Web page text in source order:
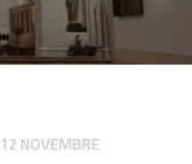
12 NOVEMBRE